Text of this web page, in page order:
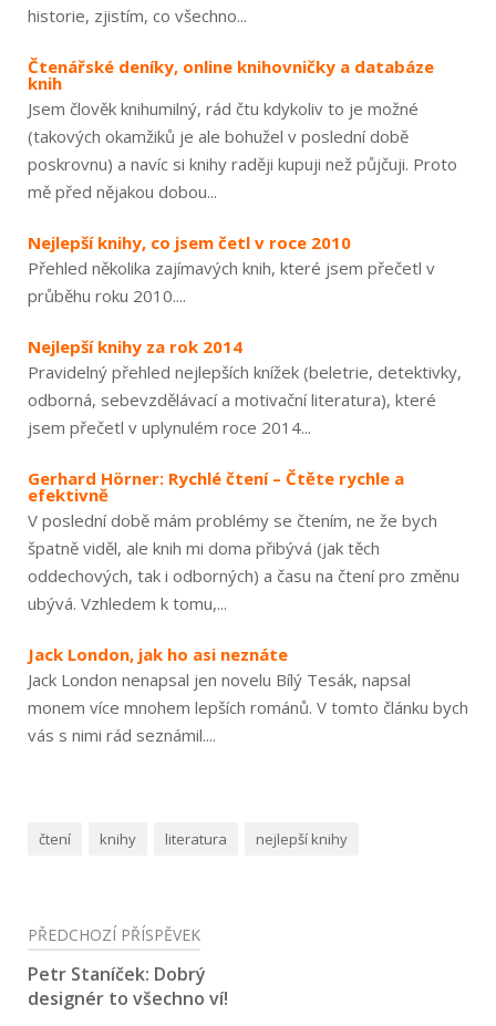
historie, zjistím, co všechno...
Čtenářské deníky, online knihovničky a databáze
knih
Jsem člověk knihumilný, rád čtu kdykoliv to je možné
(takových okamžiků je ale bohužel v poslední době
poskrovnu) a navíc si knihy raději kupuji než půjčuji. Proto
mě před nějakou dobou...
Nejlepší knihy, co jsem četl v roce 2010
Přehled několika zajímavých knih, které jsem přečetl v
průběhu roku 2010....
Nejlepší knihy za rok 2014
Pravidelný přehled nejlepších knížek (beletrie, detektivky,
odborná, sebevzdělávací a motivační literatura), které
jsem přečetl v uplynulém roce 2014...
Gerhard Hörner: Rychlé čtení – Čtěte rychle a
efektivně
V poslední době mám problémy se čtením, ne že bych
špatně viděl, ale knih mi doma přibývá (jak těch
oddechových, tak i odborných) a času na čtení pro změnu
ubývá. Vzhledem k tomu,...
Jack London, jak ho asi neznáte
Jack London nenapsal jen novelu Bílý Tesák, napsal
monem více mnohem lepších románů. V tomto článku bych
vás s nimi rád seznámil....
čtení knihy literatura nejlepší knihy
Navigace
pro
příspěvek
PŘEDCHOZÍ PŘÍSPĚVEK
Petr Staníček: Dobrý
designér to všechno ví!